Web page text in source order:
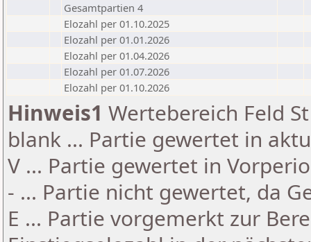
Gesamtpartien 4
Elozahl per 01.10.2025
Elozahl per 01.01.2026
Elozahl per 01.04.2026
Elozahl per 01.07.2026
Elozahl per 01.10.2026
Hinweis1 Wertebereich Feld
blank ... Partie gewertet in
V ... Partie gewertet in
- ... Partie nicht gewertet, da
E ... Partie vorgemerkt zur